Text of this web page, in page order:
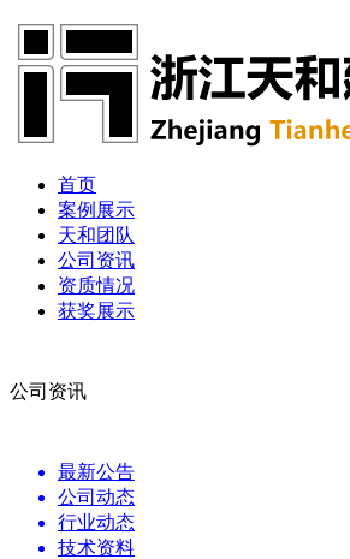
首页
案例展示
天和团队
公司资讯
资质情况
获奖展示
公司资讯
最新公告
公司动态
行业动态
技术资料